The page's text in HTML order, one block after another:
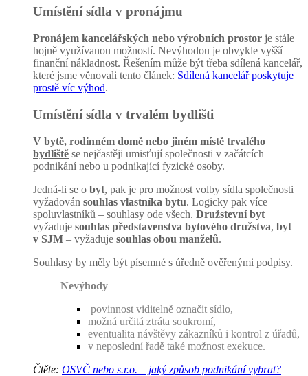
Umístění sídla v pronájmu
Pronájem kancelářských nebo výrobních prostor je stále
hojně využívanou možností. Nevýhodou je obvykle vyšší
finanční nákladnost. Řešením může být třeba sdílená kancelář,
které jsme věnovali tento článek: Sdílená kancelář poskytuje
prostě víc výhod.
Umístění sídla v trvalém bydlišti
V bytě, rodinném domě nebo jiném místě trvalého
bydliště se nejčastěji umisťují společnosti v začátcích
podnikání nebo u podnikající fyzické osoby.
Jedná-li se o byt, pak je pro možnost volby sídla společnosti
vyžadován souhlas vlastníka bytu. Logicky pak více
spoluvlastníků – souhlasy ode všech. Družstevní byt
vyžaduje souhlas představenstva bytového družstva, byt
v SJM – vyžaduje souhlas obou manželů.
Souhlasy by měly být písemné s úředně ověřenými podpisy.
Nevýhody
povinnost viditelně označit sídlo,
možná určitá ztráta soukromí,
eventualita návštěvy zákazníků i kontrol z úřadů,
v neposlední řadě také možnost exekuce.
Čtěte: OSVČ nebo s.r.o. – jaký způsob podnikání vybrat?